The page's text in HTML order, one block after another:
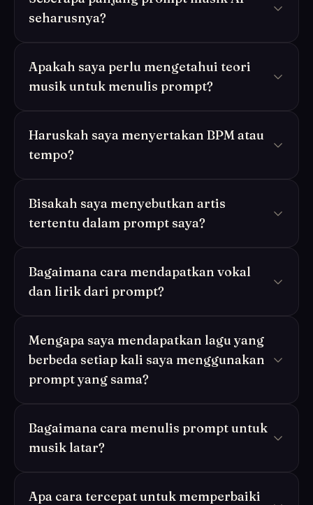
seharusnya?
Apakah saya perlu mengetahui teori
musik untuk menulis prompt?
Haruskah saya menyertakan BPM atau
tempo?
Bisakah saya menyebutkan artis
tertentu dalam prompt saya?
Bagaimana cara mendapatkan vokal
dan lirik dari prompt?
Mengapa saya mendapatkan lagu yang
berbeda setiap kali saya menggunakan
prompt yang sama?
Bagaimana cara menulis prompt untuk
musik latar?
Apa cara tercepat untuk memperbaiki